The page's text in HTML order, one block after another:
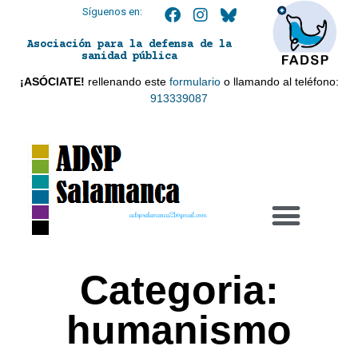
Síguenos en:
Asociación para la defensa de la
sanidad pública
¡ASÓCIATE! rellenando este formularioo llamando al teléfono:
913339087
adspsalamanca21@gmail.com
Categoria:
humanismo